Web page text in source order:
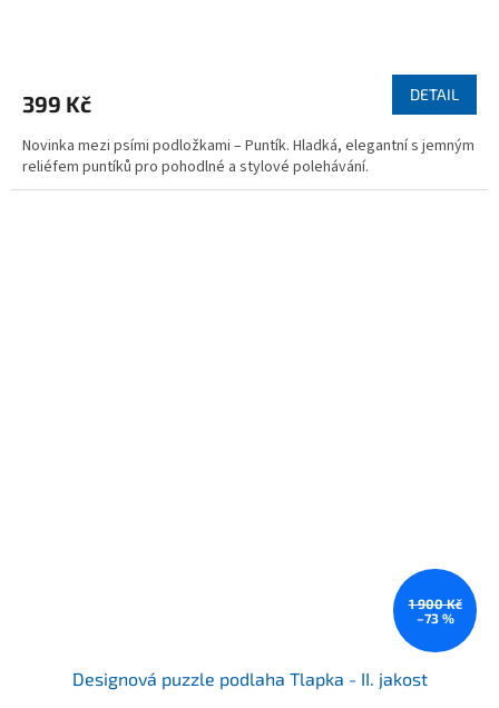
je
z
5
hvězdiček.
399 Kč DETAIL
Novinka mezi psími podložkami – Puntík. Hladká, elegantní s jemným
reliéfem puntíků pro pohodlné a stylové polehávání.
1 900 Kč
–73 %
Designová puzzle podlaha Tlapka - II. jakost